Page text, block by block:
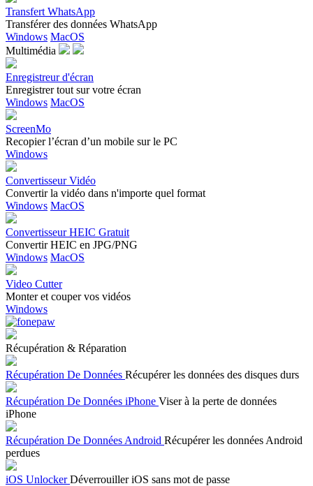
Transfert WhatsApp
Transférer des données WhatsApp
Windows MacOS
Multimédia
Enregistreur d'écran
Enregistrer tout sur votre écran
Windows MacOS
ScreenMo
Recopier l’écran d’un mobile sur le PC
Windows
Convertisseur Vidéo
Convertir la vidéo dans n'importe quel format
Windows MacOS
Convertisseur HEIC Gratuit
Convertir HEIC en JPG/PNG
Windows MacOS
Video Cutter
Monter et couper vos vidéos
Windows
Récupération & Réparation
Récupération De Données Récupérer les données des disques durs
Récupération De Données iPhone Viser à la perte de données
iPhone
Récupération De Données Android Récupérer les données Android
perdues
iOS Unlocker Déverrouiller iOS sans mot de passe